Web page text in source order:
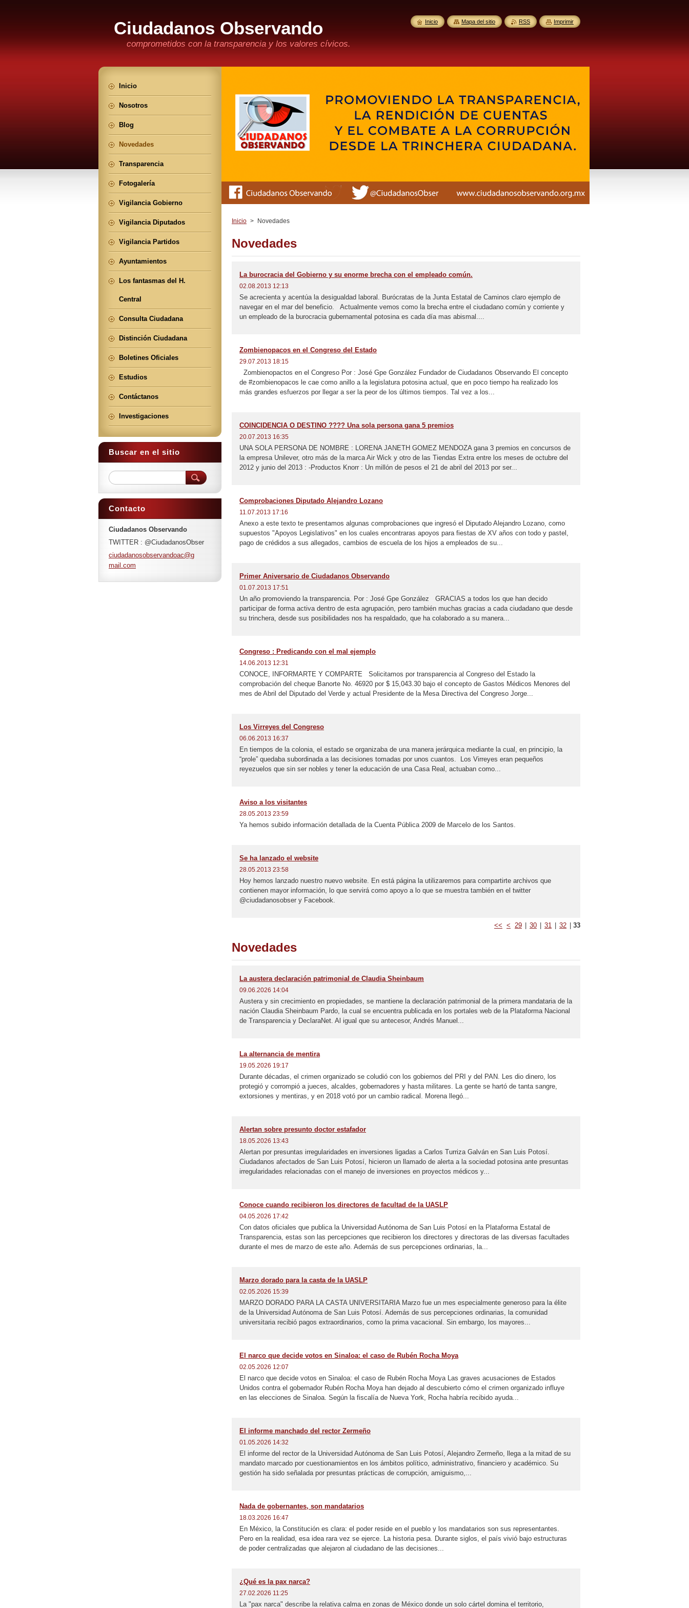
Ciudadanos Observando
comprometidos con la transparencia y los valores cívicos.
Inicio > Novedades
Novedades
La burocracia del Gobierno y su enorme brecha con el empleado común.
02.08.2013 12:13
Se acrecienta y acentúa la desigualdad laboral. Burócratas de la Junta Estatal de Caminos claro ejemplo de
navegar en el mar del beneficio. Actualmente vemos como la brecha entre el ciudadano común y corriente y
un empleado de la burocracia gubernamental potosina es cada día mas abismal....
Zombienopacos en el Congreso del Estado
29.07.2013 18:15
Zombienopactos en el Congreso Por : José Gpe González Fundador de Ciudadanos Observando El concepto
de #zombienopacos le cae como anillo a la legislatura potosina actual, que en poco tiempo ha realizado los
más grandes esfuerzos por llegar a ser la peor de los últimos tiempos. Tal vez a los...
COINCIDENCIA O DESTINO ???? Una sola persona gana 5 premios
20.07.2013 16:35
UNA SOLA PERSONA DE NOMBRE : LORENA JANETH GOMEZ MENDOZA gana 3 premios en concursos de
la empresa Unilever, otro más de la marca Air Wick y otro de las Tiendas Extra entre los meses de octubre del
2012 y junio del 2013 : -Productos Knorr : Un millón de pesos el 21 de abril del 2013 por ser...
Comprobaciones Diputado Alejandro Lozano
11.07.2013 17:16
Anexo a este texto te presentamos algunas comprobaciones que ingresó el Diputado Alejandro Lozano, como
supuestos "Apoyos Legislativos" en los cuales encontraras apoyos para fiestas de XV años con todo y pastel,
pago de crédidos a sus allegados, cambios de escuela de los hijos a empleados de su...
Primer Aniversario de Ciudadanos Observando
01.07.2013 17:51
Un año promoviendo la transparencia. Por : José Gpe González GRACIAS a todos los que han decido
participar de forma activa dentro de esta agrupación, pero también muchas gracias a cada ciudadano que desde
su trinchera, desde sus posibilidades nos ha respaldado, que ha colaborado a su manera...
Congreso : Predicando con el mal ejemplo
14.06.2013 12:31
CONOCE, INFORMARTE Y COMPARTE Solicitamos por transparencia al Congreso del Estado la
comprobación del cheque Banorte No. 46920 por $ 15,043.30 bajo el concepto de Gastos Médicos Menores del
mes de Abril del Diputado del Verde y actual Presidente de la Mesa Directiva del Congreso Jorge...
Los Virreyes del Congreso
06.06.2013 16:37
En tiempos de la colonia, el estado se organizaba de una manera jerárquica mediante la cual, en principio, la
“prole” quedaba subordinada a las decisiones tomadas por unos cuantos. Los Virreyes eran pequeños
reyezuelos que sin ser nobles y tener la educación de una Casa Real, actuaban como...
Aviso a los visitantes
28.05.2013 23:59
Ya hemos subido información detallada de la Cuenta Pública 2009 de Marcelo de los Santos.
Se ha lanzado el website
28.05.2013 23:58
Hoy hemos lanzado nuestro nuevo website. En está página la utilizaremos para compartirte archivos que
contienen mayor información, lo que servirá como apoyo a lo que se muestra también en el twitter
@ciudadanosobser y Facebook.
<< < 29 30 31 32 33
Novedades
La austera declaración patrimonial de Claudia Sheinbaum
09.06.2026 14:04
Austera y sin crecimiento en propiedades, se mantiene la declaración patrimonial de la primera mandataria de la
nación Claudia Sheinbaum Pardo, la cual se encuentra publicada en los portales web de la Plataforma Nacional
de Transparencia y DeclaraNet. Al igual que su antecesor, Andrés Manuel...
La alternancia de mentira
19.05.2026 19:17
Durante décadas, el crimen organizado se coludió con los gobiernos del PRI y del PAN. Les dio dinero, los
protegió y corrompió a jueces, alcaldes, gobernadores y hasta militares. La gente se hartó de tanta sangre,
extorsiones y mentiras, y en 2018 votó por un cambio radical. Morena llegó...
Alertan sobre presunto doctor estafador
18.05.2026 13:43
Alertan por presuntas irregularidades en inversiones ligadas a Carlos Turriza Galván en San Luis Potosí.
Ciudadanos afectados de San Luis Potosí, hicieron un llamado de alerta a la sociedad potosina ante presuntas
irregularidades relacionadas con el manejo de inversiones en proyectos médicos y...
Conoce cuando recibieron los directores de facultad de la UASLP
04.05.2026 17:42
Con datos oficiales que publica la Universidad Autónoma de San Luis Potosí en la Plataforma Estatal de
Transparencia, estas son las percepciones que recibieron los directores y directoras de las diversas facultades
durante el mes de marzo de este año. Además de sus percepciones ordinarias, la...
Marzo dorado para la casta de la UASLP
02.05.2026 15:39
MARZO DORADO PARA LA CASTA UNIVERSITARIA Marzo fue un mes especialmente generoso para la élite
de la Universidad Autónoma de San Luis Potosí. Además de sus percepciones ordinarias, la comunidad
universitaria recibió pagos extraordinarios, como la prima vacacional. Sin embargo, los mayores...
El narco que decide votos en Sinaloa: el caso de Rubén Rocha Moya
02.05.2026 12:07
El narco que decide votos en Sinaloa: el caso de Rubén Rocha Moya Las graves acusaciones de Estados
Unidos contra el gobernador Rubén Rocha Moya han dejado al descubierto cómo el crimen organizado influye
en las elecciones de Sinaloa. Según la fiscalía de Nueva York, Rocha habría recibido ayuda...
El informe manchado del rector Zermeño
01.05.2026 14:32
El informe del rector de la Universidad Autónoma de San Luis Potosí, Alejandro Zermeño, llega a la mitad de su
mandato marcado por cuestionamientos en los ámbitos político, administrativo, financiero y académico. Su
gestión ha sido señalada por presuntas prácticas de corrupción, amiguismo,...
Nada de gobernantes, son mandatarios
18.03.2026 16:47
En México, la Constitución es clara: el poder reside en el pueblo y los mandatarios son sus representantes.
Pero en la realidad, esa idea rara vez se ejerce. La historia pesa. Durante siglos, el país vivió bajo estructuras
de poder centralizadas que alejaron al ciudadano de las decisiones...
¿Qué es la pax narca?
27.02.2026 11:25
La "pax narca" describe la relativa calma en zonas de México donde un solo cártel domina el territorio,
Inicio
Nosotros
Blog
Novedades
Transparencia
Fotogalería
Vigilancia Gobierno
Vigilancia Diputados
Vigilancia Partidos
Ayuntamientos
Los fantasmas del H.
Central
Consulta Ciudadana
Distinción Ciudadana
Boletines Oficiales
Estudios
Contáctanos
Investigaciones
Buscar en el sitio
Contacto
Ciudadanos Observando
TWITTER : @CiudadanosObser
ciudadanosobservandoac@g
mail.com
Inicio Mapa del sitio RSS Imprimir